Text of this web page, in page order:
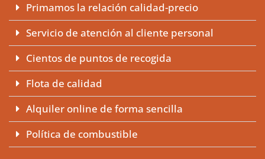
Primamos la relación calidad-precio
Servicio de atención al cliente personal
Cientos de puntos de recogida
Flota de calidad
Alquiler online de forma sencilla
Política de combustible